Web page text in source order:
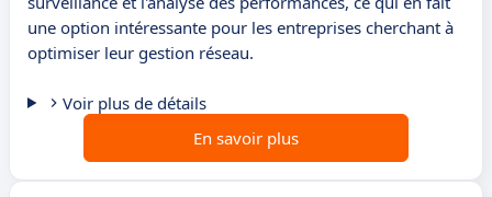
une option intéressante pour les entreprises cherchant à
optimiser leur gestion réseau.
Voir plus de détails
En savoir plus